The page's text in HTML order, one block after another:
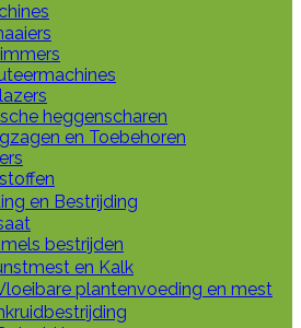
heggenscharen
en Toebehoren
en Bestrijding
bestrijden
en Kalk
plantenvoeding en mest